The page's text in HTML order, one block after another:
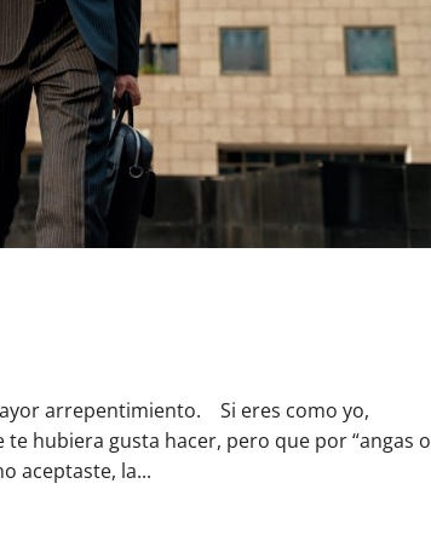
arrepentimiento. Si eres como yo,
hubiera gusta hacer, pero que por “angas o
aceptaste, la...